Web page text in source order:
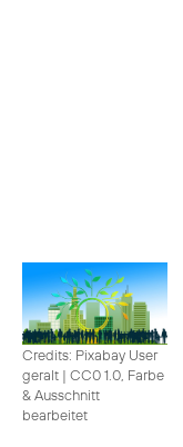
Credits: Pixabay User
geralt | CC0 1.0, Farbe
& Ausschnitt
bearbeitet